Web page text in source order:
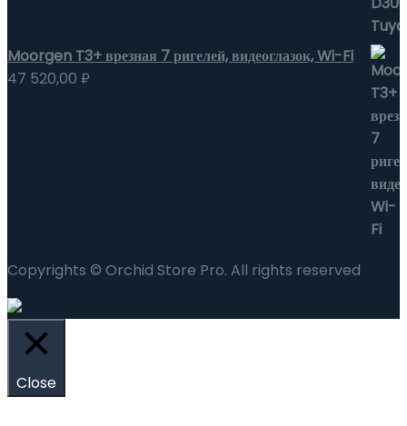
Moorgen T3+ врезная 7 ригелей, видеоглазок, Wi-Fi
47 520,00 ₽
Copyrights © Orchid Store Pro. All rights reserved
Close